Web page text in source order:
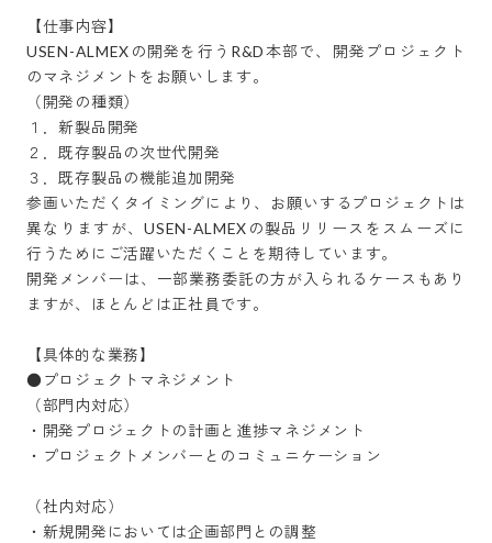
【仕事内容】
USEN-ALMEXの開発を行うR&D本部で、開発プロジェクト
のマネジメントをお願いします。
（開発の種類）
１．新製品開発
２．既存製品の次世代開発
３．既存製品の機能追加開発
参画いただくタイミングにより、お願いするプロジェクトは
異なりますが、USEN-ALMEXの製品リリースをスムーズに
行うためにご活躍いただくことを期待しています。
開発メンバーは、一部業務委託の方が入られるケースもあり
ますが、ほとんどは正社員です。
【具体的な業務】
●プロジェクトマネジメント
（部門内対応）
・開発プロジェクトの計画と進捗マネジメント
・プロジェクトメンバーとのコミュニケーション
（社内対応）
・新規開発においては企画部門との調整